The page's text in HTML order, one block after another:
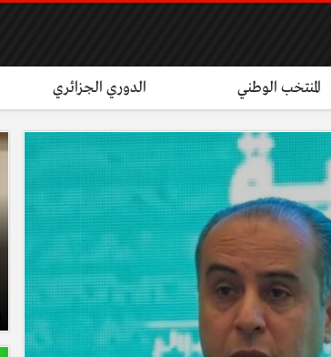
المنتخب الوطني الدوري الجزائري